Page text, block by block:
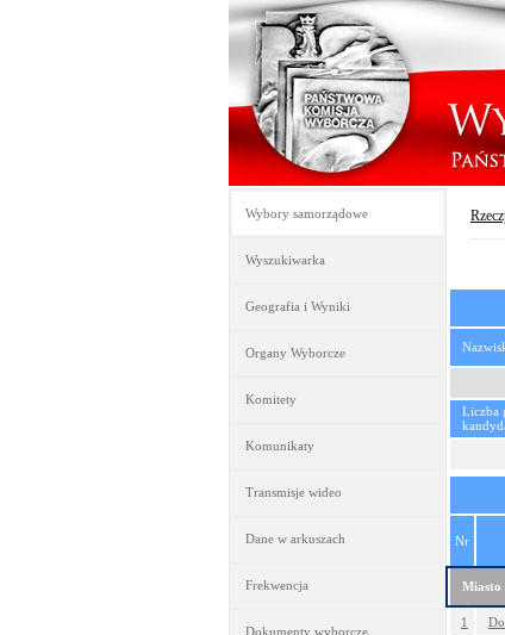
Wybory samorządowe
Wyszukiwarka
Geografia i Wyniki
Organy Wyborcze
Komitety
Komunikaty
Transmisje wideo
Dane w arkuszach
Frekwencja
Dokumenty wyborcze
Liczba
Nr
Miasto
1